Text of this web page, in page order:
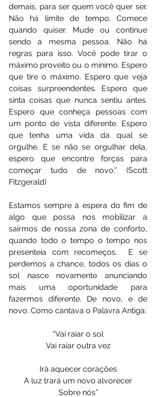
demais, para ser quem você quer ser.
Não há limite de tempo. Comece
quando quiser. Mude ou continue
sendo a mesma pessoa. Não há
regras para isso. Você pode tirar o
máximo proveito ou o mínimo. Espero
que tire o máximo. Espero que veja
coisas surpreendentes. Espero que
sinta coisas que nunca sentiu antes.
Espero que conheça pessoas com
um ponto de vista diferente. Espero
que tenha uma vida da qual se
orgulhe. E se não se orgulhar dela,
espero que encontre forças para
começar tudo de novo.’’ (Scott
Fitzgerald)
Estamos sempre à espera do fim de
algo que possa nos mobilizar a
sairmos de nossa zona de conforto,
quando todo o tempo o tempo nos
presenteia com recomeços.  E se
perdemos a chance, todos os dias o
sol nasce novamente anunciando
mais uma oportunidade para
fazermos diferente. De novo, e de
novo. Como cantava o Palavra Antiga:
“Vai raiar o sol
Vai raiar outra vez
Irá aquecer corações
A luz trará um novo alvorecer
Sobre nós”